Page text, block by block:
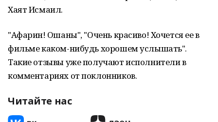
Хаят Исмаил.
"Афарин! Оҡшаны", "Очень красиво! Хочется ее в
фильме каком-нибудь хорошем услышать".
Такие отзывы уже получают исполнители в
комментариях от поклонников.
Читайте нас